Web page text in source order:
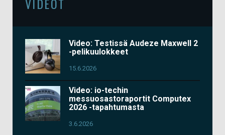
Video: Testissä Audeze Maxwell 2
-pelikuulokkeet
15.6.2026
Video: io-techin
messuosastoraportit Computex
2026 -tapahtumasta
3.6.2026